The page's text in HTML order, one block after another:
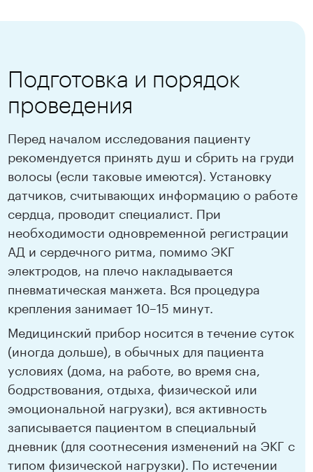
Подготовка и порядок
проведения
Перед началом исследования пациенту
рекомендуется принять душ и сбрить на груди
волосы (если таковые имеются). Установку
датчиков, считывающих информацию о работе
сердца, проводит специалист. При
необходимости одновременной регистрации
АД и сердечного ритма, помимо ЭКГ
электродов, на плечо накладывается
пневматическая манжета. Вся процедура
крепления занимает 10–15 минут.
Медицинский прибор носится в течение суток
(иногда дольше), в обычных для пациента
условиях (дома, на работе, во время сна,
бодрствования, отдыха, физической или
эмоциональной нагрузки), вся активность
записывается пациентом в специальный
дневник (для соотнесения изменений на ЭКГ с
типом физической нагрузки). По истечении